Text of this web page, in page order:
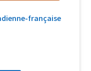
française